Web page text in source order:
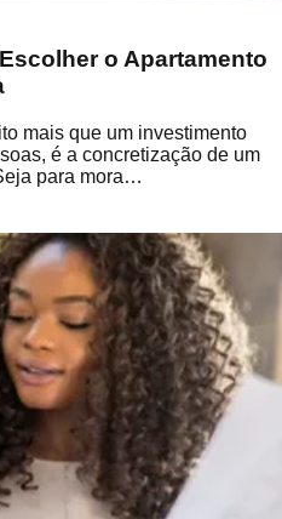
o Apartamento
mais que um investimento
é a concretização de um
para mora…